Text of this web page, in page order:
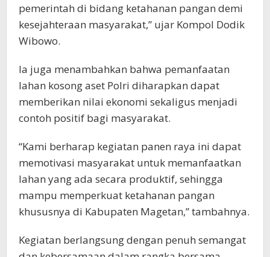
pemerintah di bidang ketahanan pangan demi
kesejahteraan masyarakat,” ujar Kompol Dodik
Wibowo.
Ia juga menambahkan bahwa pemanfaatan
lahan kosong aset Polri diharapkan dapat
memberikan nilai ekonomi sekaligus menjadi
contoh positif bagi masyarakat.
“Kami berharap kegiatan panen raya ini dapat
memotivasi masyarakat untuk memanfaatkan
lahan yang ada secara produktif, sehingga
mampu memperkuat ketahanan pangan
khususnya di Kabupaten Magetan,” tambahnya.
Kegiatan berlangsung dengan penuh semangat